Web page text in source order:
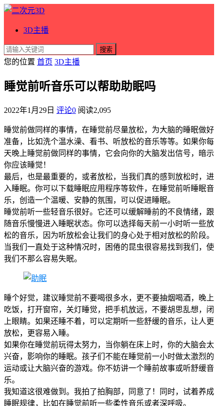
3D主播
搜索
您的位置 首页 3D主播
睡觉前听音乐可以帮助助眠吗
2022年1月29日 评论0 阅读2,095
睡觉前做同样的事情，在睡觉前尽量放松，为大脑的睡眠做好
准备，比如洗个温水澡、看书、听放松的音乐等等。如果你每
天晚上睡觉前做同样的事情，它会向你的大脑发出信号，暗示
你应该睡觉！
最后，也是最重要的，或者放松，当我们真的感到放松时，进
入睡眠。你可以下载睡眠应用程序等软件，在睡觉前听睡眠音
乐，创造一个温暖、安静的氛围，可以促进睡眠。
睡觉前听一些轻音乐很好。它还可以缓解睡前的不良情绪，跟
随音乐慢慢进入睡眠状态。你可以选择每天前一小时听一些放
松的音乐，因为听放松会让我们的身心处于相对放松的阶段。
当我们一直处于这种情况时，困倦的昆虫很容易找到我们，使
我们不那么容易失眠。
睡个好觉，建议睡觉前不要喝很多水，更不要抽烟喝酒，晚上
吃饭，打开窗帘，关灯睡觉，把手机放远，不要胡思乱想，闭
上眼睛。如果还睡不着，可以定期听一些舒缓的音乐，让人更
放松，更容易入睡。
如果你在睡觉前玩得太努力，当你躺在床上时，你的大脑会太
兴奋，影响你的睡眠。孩子们不能在睡觉前一小时做太激烈的
运动或让大脑兴奋的游戏。你不妨讲一个睡前故事或听舒缓音
乐。
我知道这很难做到。我拍了拍胸部，同意了！同时，试着养成
睡眠规律，比如在睡觉前听一些柔性音乐或者深呼吸。